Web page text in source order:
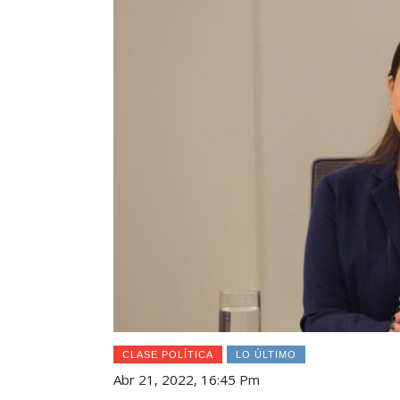
CLASE POLÍTICA LO ÚLTIMO
Abr 21, 2022, 16:45 Pm